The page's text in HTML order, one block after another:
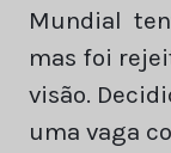
Mundial
mas foi
visão.
uma vaga